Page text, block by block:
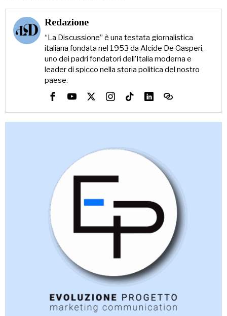
Redazione
“La Discussione” è una testata giornalistica
italiana fondata nel 1953 da Alcide De Gasperi,
uno dei padri fondatori dell’Italia moderna e
leader di spicco nella storia politica del nostro
paese.